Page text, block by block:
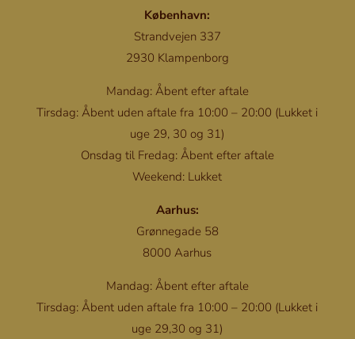
København:
Strandvejen 337
2930 Klampenborg
Mandag: Åbent efter aftale
Tirsdag: Åbent uden aftale fra 10:00 – 20:00 (Lukket i
uge 29, 30 og 31)
Onsdag til Fredag: Åbent efter aftale
Weekend: Lukket
Aarhus:
Grønnegade 58
8000 Aarhus
Mandag: Åbent efter aftale
Tirsdag: Åbent uden aftale fra 10:00 – 20:00 (Lukket i
uge 29,30 og 31)